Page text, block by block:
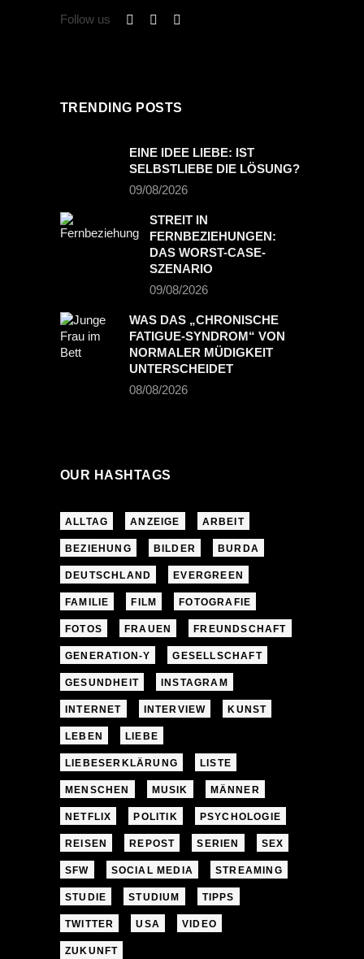
Follow us
TRENDING POSTS
EINE IDEE LIEBE: IST
SELBSTLIEBE DIE LÖSUNG?
09/08/2026
STREIT IN
FERNBEZIEHUNGEN:
DAS WORST-CASE-
SZENARIO
09/08/2026
WAS DAS „CHRONISCHE
FATIGUE-SYNDROM“ VON
NORMALER MÜDIGKEIT
UNTERSCHEIDET
08/08/2026
OUR HASHTAGS
ALLTAG ANZEIGE ARBEIT
BEZIEHUNG BILDER BURDA
DEUTSCHLAND EVERGREEN
FAMILIE FILM FOTOGRAFIE
FOTOS FRAUEN FREUNDSCHAFT
GENERATION-Y GESELLSCHAFT
GESUNDHEIT INSTAGRAM
INTERNET INTERVIEW KUNST
LEBEN LIEBE
LIEBESERKLÄRUNG LISTE
MENSCHEN MUSIK MÄNNER
NETFLIX POLITIK PSYCHOLOGIE
REISEN REPOST SERIEN SEX
SFW SOCIAL MEDIA STREAMING
STUDIE STUDIUM TIPPS
TWITTER USA VIDEO
ZUKUNFT